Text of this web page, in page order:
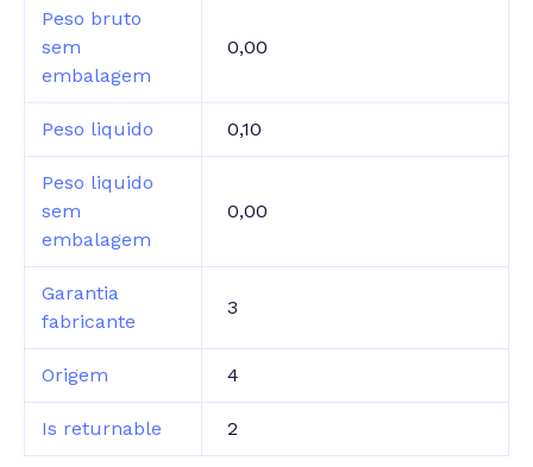
Peso bruto
sem
embalagem
0,00
Peso liquido 0,10
Peso liquido
sem
embalagem
0,00
Garantia
fabricante
3
Origem 4
Is returnable 2